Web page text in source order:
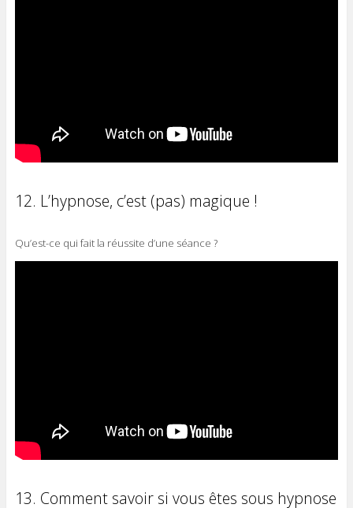
12. L’hypnose, c’est (pas) magique !
Qu’est-ce qui fait la réussite d’une séance ?
13. Comment savoir si vous êtes sous hypnose